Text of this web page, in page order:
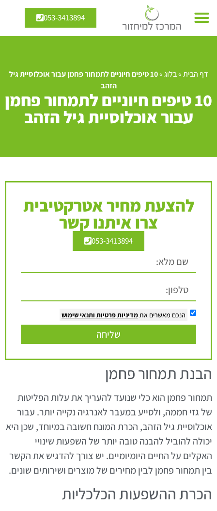
053-3413894
דף הבית»בלוג»
10 טיפים חיוניים לתמחור פחמן עבור אוכלוסיית גיל
הזהב
10 טיפים חיוניים לתמחור פחמן
עבור אוכלוסיית גיל הזהב
להצעת מחיר אטרקטיבית
צרו איתנו קשר
053-3413894
הנכם מאשרים את מדיניות פרטיות ותנאי שימוש
שליחה
הבנת תמחור פחמן
תמחור פחמן הוא כלי שנועד להעריך את עלות הפליטות
של גזי חממה, ולסייע במעבר לאנרגיה נקייה יותר. עבור
אוכלוסיית גיל הזהב, הכרת המונח חשובה במיוחד, שכן היא
יכולה להוביל להבנה טובה יותר של השפעות שינויי
האקלים על החיים היומיומיים. יש צורך להדגיש את הקשר
בין תמחור פחמן לבין מחירים של מוצרים ושירותים שונים.
הכרת ההשפעות הכלכליות